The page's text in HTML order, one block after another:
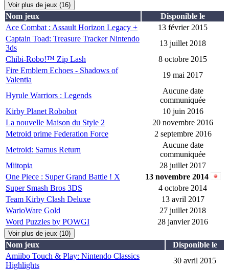
Voir plus de jeux (16)
Nom jeux
Disponible le
Ace Combat : Assault Horizon Legacy +
13 février 2015
Captain Toad: Treasure Tracker Nintendo
3ds
13 juillet 2018
Chibi-Robo!™ Zip Lash
8 octobre 2015
Fire Emblem Echoes - Shadows of
Valentia
19 mai 2017
Hyrule Warriors : Legends
Aucune date
communiquée
Kirby Planet Robobot
10 juin 2016
La nouvelle Maison du Style 2
20 novembre 2016
Metroid prime Federation Force
2 septembre 2016
Metroid: Samus Return
Aucune date
communiquée
Miitopia
28 juillet 2017
One Piece : Super Grand Battle ! X
13 novembre 2014
Super Smash Bros 3DS
4 octobre 2014
Team Kirby Clash Deluxe
13 avril 2017
WarioWare Gold
27 juillet 2018
Word Puzzles by POWGI
28 janvier 2016
Voir plus de jeux (10)
Nom jeux
Disponible le
Amiibo Touch & Play: Nintendo Classics
Highlights
30 avril 2015